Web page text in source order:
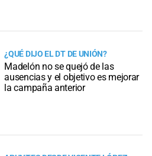
¿QUÉ DIJO EL DT DE UNIÓN?
Madelón no se quejó de las
ausencias y el objetivo es mejorar
la campaña anterior